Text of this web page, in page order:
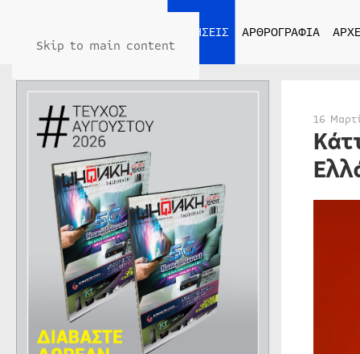
Skip to main content
ΕΙΔΗΣΕΙΣ ΑΡΘΡΟΓΡΑΦΙΑ
16